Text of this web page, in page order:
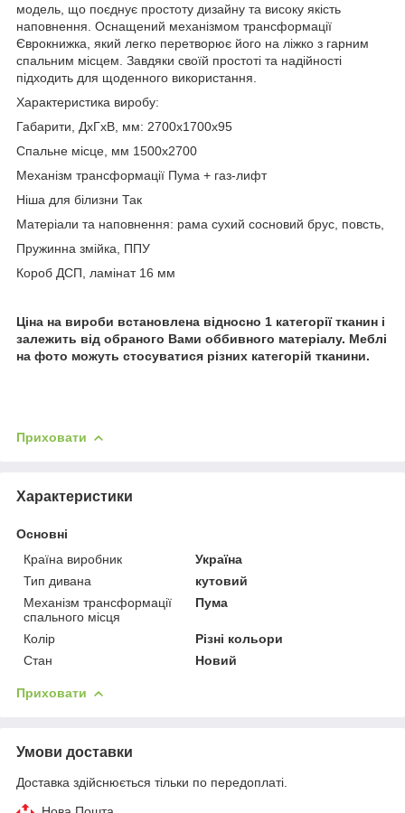
модель, що поєднує простоту дизайну та високу якість
наповнення. Оснащений механізмом трансформації
Єврокнижка, який легко перетворює його на ліжко з гарним
спальним місцем. Завдяки своїй простоті та надійності
підходить для щоденного використання.
Характеристика виробу:
Габарити, ДхГхВ, мм: 2700х1700х95
Спальне місце, мм 1500х2700
Механізм трансформації Пума + газ-лифт
Ніша для білизни Так
Матеріали та наповнення: рама сухий сосновий брус, повсть,
Пружинна змійка, ППУ
Короб ДСП, ламінат 16 мм
Ціна на вироби встановлена ​​відносно 1 категорії тканин і
залежить від обраного Вами оббивного матеріалу. Меблі
на фото можуть стосуватися різних категорій тканини.
Приховати
Характеристики
Основні
Країна виробник
Україна
Тип дивана
кутовий
Механізм трансформації
спального місця
Пума
Колір
Різні кольори
Стан
Новий
Приховати
Умови доставки
Доставка здійснюється тільки по передоплаті.